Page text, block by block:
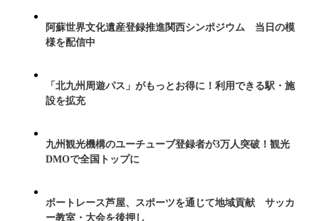
阿蘇世界文化遺産登録推進関西シンポジウム 当日の模
様を配信中
「北九州周遊パス」がもっとお得に！利用できる駅・施
設を拡充
九州観光機構のユーチューブ登録者が3万人突破！観光
DMOで全国トップに
ボートレース芦屋、スポーツを通じて地域貢献 サッカ
ー教室・大会を後押し